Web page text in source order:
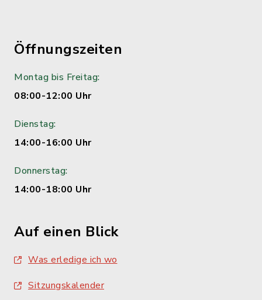
Öffnungszeiten
Montag bis Freitag:
08:00-12:00 Uhr
Dienstag:
14:00-16:00 Uhr
Donnerstag:
14:00-18:00 Uhr
Auf einen Blick
Was erledige ich wo
Sitzungskalender